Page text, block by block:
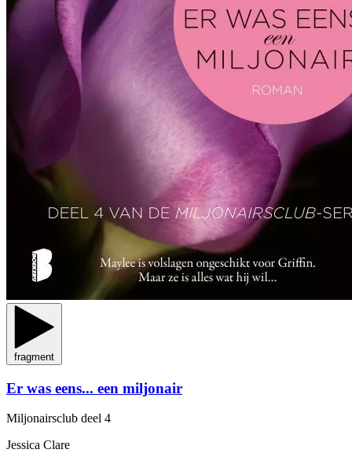
fragment
Er was eens... een miljonair
Miljonairsclub deel 4
Jessica Clare